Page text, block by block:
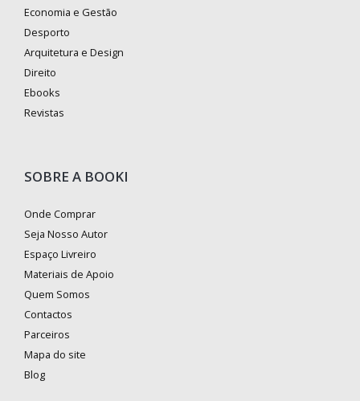
Economia e Gestão
Desporto
Arquitetura e Design
Direito
Ebooks
Revistas
SOBRE A BOOKI
Onde Comprar
Seja Nosso Autor
Espaço Livreiro
Materiais de Apoio
Quem Somos
Contactos
Parceiros
Mapa do site
Blog